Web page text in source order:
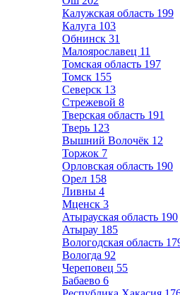
Калужская область 199
Калуга 103
Обнинск 31
Малоярославец 11
Томская область 197
Томск 155
Северск 13
Стрежевой 8
Тверская область 191
Тверь 123
Вышний Волочёк 12
Торжок 7
Орловская область 190
Орел 158
Ливны 4
Мценск 3
Атырауская область 190
Атырау 185
Вологодская область
Вологда 92
Череповец 55
Бабаево 6